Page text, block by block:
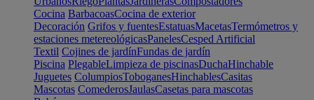
Cocina BarbacoasCocina de exterior
Decoración Grifos y fuentesEstatuasMacetasTermómetros y
estaciones metereológicasPanelesCesped Artificial
Textil Cojines de jardínFundas de jardín
Piscina PlegableLimpieza de piscinasDuchaHinchable
Juguetes ColumpiosToboganesHinchablesCasitas
Mascotas ComederosJaulasCasetas para mascotas